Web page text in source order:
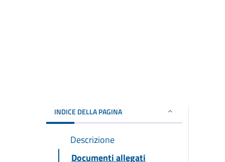
INDICE DELLA PAGINA
Descrizione
Documenti allegati